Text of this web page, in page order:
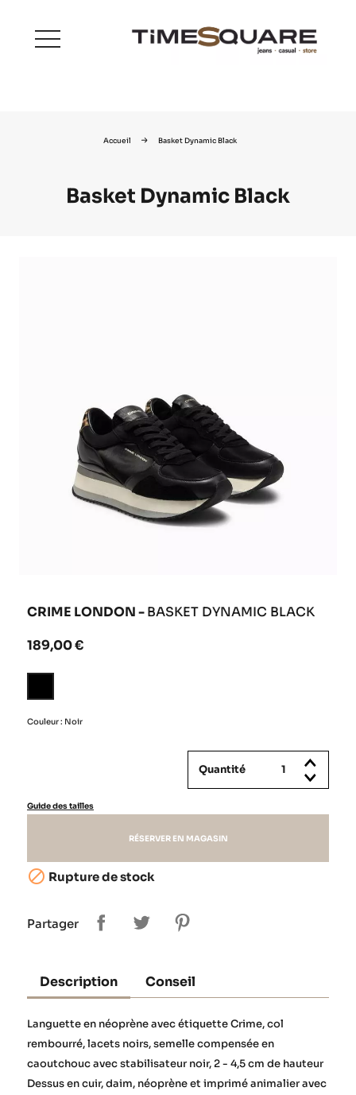
menu
Accueil Basket Dynamic Black
Basket Dynamic Black
CRIME LONDON -BASKET DYNAMIC BLACK
189,00 €
Couleur : Noir
Quantité
Guide des tailles
RÉSERVER EN MAGASIN
 Rupture de stock
Partager
Description Conseil
Languette en néoprène avec étiquette Crime, col
rembourré, lacets noirs, semelle compensée en
caoutchouc avec stabilisateur noir, 2 - 4,5 cm de hauteur
Dessus en cuir, daim, néoprène et imprimé animalier avec